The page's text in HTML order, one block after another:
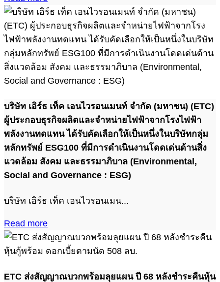
บริษัท เอิร์ธ เท็ค เอนไวรอนเมนท์ จำกัด (มหาชน) (ETC)
ผู้ประกอบธุรกิจผลิตและจำหน่ายไฟฟ้าจากโรงไฟฟ้า
พลังงานทดแทน ได้รับคัดเลือกให้เป็นหนึ่งในบริษัทกลุ่ม
หลักทรัพย์ ESG100 ที่มีการดำเนินงานโดดเด่นด้านสิ่ง
แวดล้อม สังคม และธรรมาภิบาล (Environmental,
Social and Governance : ESG)
บริษัท เอิร์ธ เท็ค เอนไวรอนเมน...
Read more
ETC ส่งสัญญาณบวกพร้อมลุยแผน ปี 68 หลังชำระคืนหุ้น